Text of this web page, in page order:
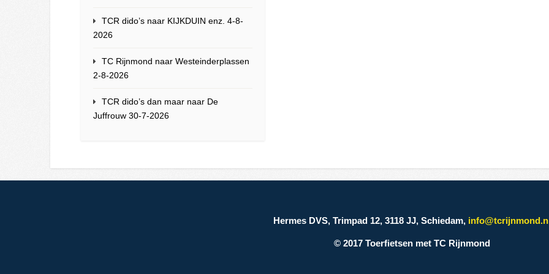
TCR dido’s naar KIJKDUIN enz. 4-8-
2026
TC Rijnmond naar Westeinderplassen
2-8-2026
TCR dido’s dan maar naar De
Juffrouw 30-7-2026
Hermes DVS, Trimpad 12, 3118 JJ, Schiedam,
© 2017 Toerfietsen met TC Rijnmond